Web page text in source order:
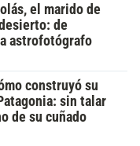
el marido de
de
astrofotógrafo
construyó su
sin talar
de su cuñado